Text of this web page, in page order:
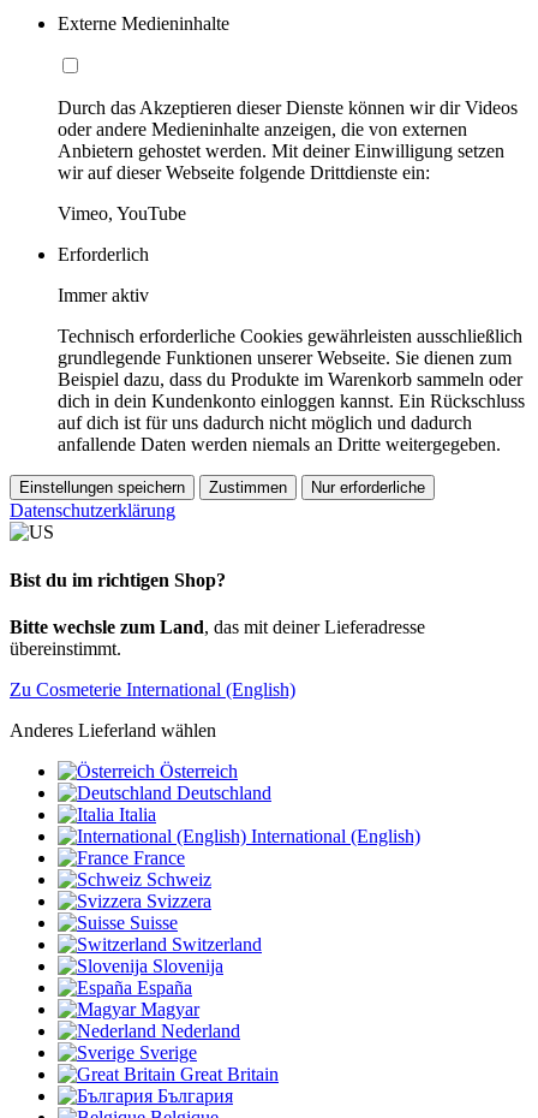
Externe Medieninhalte
Durch das Akzeptieren dieser Dienste können wir dir Videos
oder andere Medieninhalte anzeigen, die von externen
Anbietern gehostet werden. Mit deiner Einwilligung setzen
wir auf dieser Webseite folgende Drittdienste ein:
Vimeo, YouTube
Erforderlich
Immer aktiv
Technisch erforderliche Cookies gewährleisten ausschließlich
grundlegende Funktionen unserer Webseite. Sie dienen zum
Beispiel dazu, dass du Produkte im Warenkorb sammeln oder
dich in dein Kundenkonto einloggen kannst. Ein Rückschluss
auf dich ist für uns dadurch nicht möglich und dadurch
anfallende Daten werden niemals an Dritte weitergegeben.
Einstellungen speichern Zustimmen Nur erforderliche
Datenschutzerklärung
Bist du im richtigen Shop?
Bitte wechsle zum Land, das mit deiner Lieferadresse
übereinstimmt.
Zu Cosmeterie International (English)
Anderes Lieferland wählen
Österreich
Deutschland
Italia
International (English)
France
Schweiz
Svizzera
Suisse
Switzerland
Slovenija
España
Magyar
Nederland
Sverige
Great Britain
България